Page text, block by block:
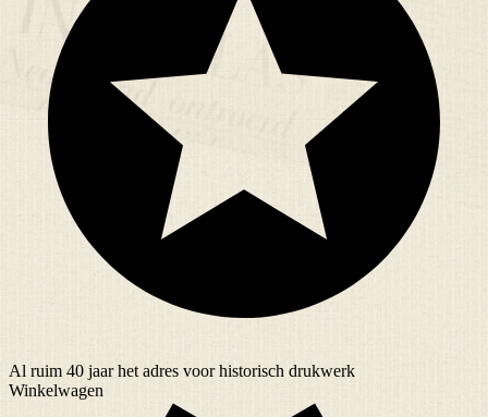
Al ruim 40 jaarhet adres voor historisch drukwerk
Winkelwagen